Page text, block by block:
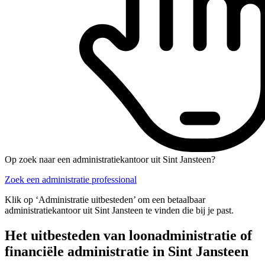
Op zoek naar een administratiekantoor uit Sint Jansteen?
Zoek een administratie professional
Klik op ‘Administratie uitbesteden’ om een betaalbaar
administratiekantoor uit Sint Jansteen te vinden die bij je past.
Het uitbesteden van loonadministratie of
financiële administratie in Sint Jansteen